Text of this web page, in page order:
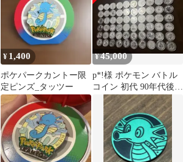
¥ 1,400
ポケパークカントー限
定ピンズ_タッツー
¥45,000
p*!様 ポケモン バトル
コイン 初代 90年代後半
98枚 62種